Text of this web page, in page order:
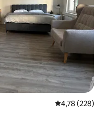
Prosječna
4,78 (228)